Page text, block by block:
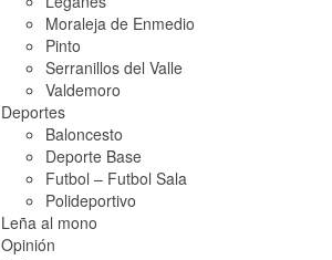
Moraleja de Enmedio
Pinto
Serranillos del Valle
Valdemoro
Deportes
Baloncesto
Deporte Base
Futbol – Futbol Sala
Polideportivo
Leña al mono
Opinión